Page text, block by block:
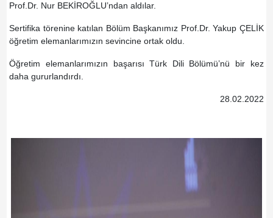
Prof.Dr. Nur BEKİROĞLU’ndan aldılar.
Sertifika törenine katılan Bölüm Başkanımız Prof.Dr. Yakup ÇELİK
öğretim elemanlarımızın sevincine ortak oldu.
Öğretim elemanlarımızın başarısı Türk Dili Bölümü’nü bir kez
daha gururlandırdı.
28.02.2022